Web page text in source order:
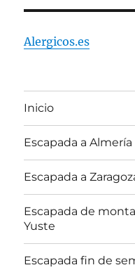
Alergicos.es
Inicio
Escapada a Almería
Escapada a
Escapada de
Yuste
Escapada fin de